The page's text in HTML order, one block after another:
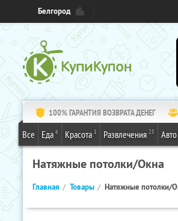
Белгород
100% ГАРАНТИЯ ВОЗВРАТА ДЕНЕГ
Все Еда 6 Красота 1 Развлечения 25 Авто
Натяжные потолки/Окна
Главная Товары Натяжные потолки/